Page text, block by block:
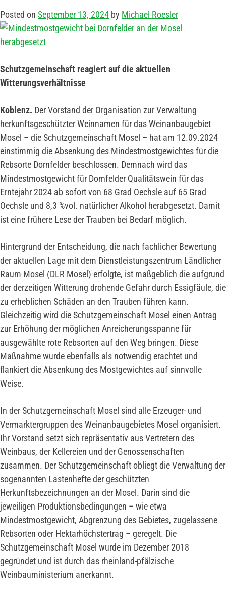
Posted on September 13, 2024 by Michael Roesler
Schutzgemeinschaft reagiert auf die aktuellen
Witterungsverhältnisse
Koblenz. Der Vorstand der Organisation zur Verwaltung
herkunftsgeschützter Weinnamen für das Weinanbaugebiet
Mosel – die Schutzgemeinschaft Mosel – hat am 12.09.2024
einstimmig die Absenkung des Mindestmostgewichtes für die
Rebsorte Dornfelder beschlossen. Demnach wird das
Mindestmostgewicht für Dornfelder Qualitätswein für das
Erntejahr 2024 ab sofort von 68 Grad Oechsle auf 65 Grad
Oechsle und 8,3 %vol. natürlicher Alkohol herabgesetzt. Damit
ist eine frühere Lese der Trauben bei Bedarf möglich.
Hintergrund der Entscheidung, die nach fachlicher Bewertung
der aktuellen Lage mit dem Dienstleistungszentrum Ländlicher
Raum Mosel (DLR Mosel) erfolgte, ist maßgeblich die aufgrund
der derzeitigen Witterung drohende Gefahr durch Essigfäule, die
zu erheblichen Schäden an den Trauben führen kann.
Gleichzeitig wird die Schutzgemeinschaft Mosel einen Antrag
zur Erhöhung der möglichen Anreicherungsspanne für
ausgewählte rote Rebsorten auf den Weg bringen. Diese
Maßnahme wurde ebenfalls als notwendig erachtet und
flankiert die Absenkung des Mostgewichtes auf sinnvolle
Weise.
In der Schutzgemeinschaft Mosel sind alle Erzeuger- und
Vermarktergruppen des Weinanbaugebietes Mosel organisiert.
Ihr Vorstand setzt sich repräsentativ aus Vertretern des
Weinbaus, der Kellereien und der Genossenschaften
zusammen. Der Schutzgemeinschaft obliegt die Verwaltung der
sogenannten Lastenhefte der geschützten
Herkunftsbezeichnungen an der Mosel. Darin sind die
jeweiligen Produktionsbedingungen – wie etwa
Mindestmostgewicht, Abgrenzung des Gebietes, zugelassene
Rebsorten oder Hektarhöchstertrag – geregelt. Die
Schutzgemeinschaft Mosel wurde im Dezember 2018
gegründet und ist durch das rheinland-pfälzische
Weinbauministerium anerkannt.